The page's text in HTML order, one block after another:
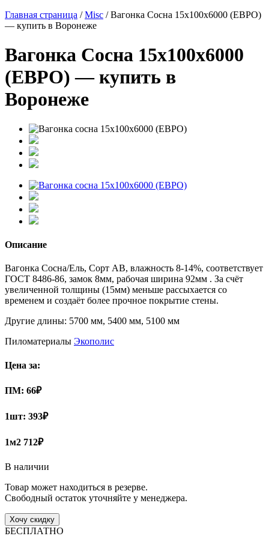
Главная страница /Misc /Вагонка Сосна 15х100х6000 (ЕВРО)
— купить в Воронеже
Вагонка Сосна 15х100х6000
(ЕВРО) — купить в
Воронеже
Описание
Вагонка Сосна/Ель, Сорт АВ, влажность 8-14%, соответствует
ГОСТ 8486-86, замок 8мм, рабочая ширина 92мм . За счёт
увеличенной толщины (15мм) меньше рассыхается со
временем и создаёт более прочное покрытие стены.
Другие длины: 5700 мм, 5400 мм, 5100 мм
Пиломатериалы Экополис
Цена за:
ПМ: 66₽
1шт: 393₽
1м2 712₽
В наличии
Товар может находиться в резерве.
Свободный остаток уточняйте у менеджера.
Хочу скидку
БЕСПЛАТНО